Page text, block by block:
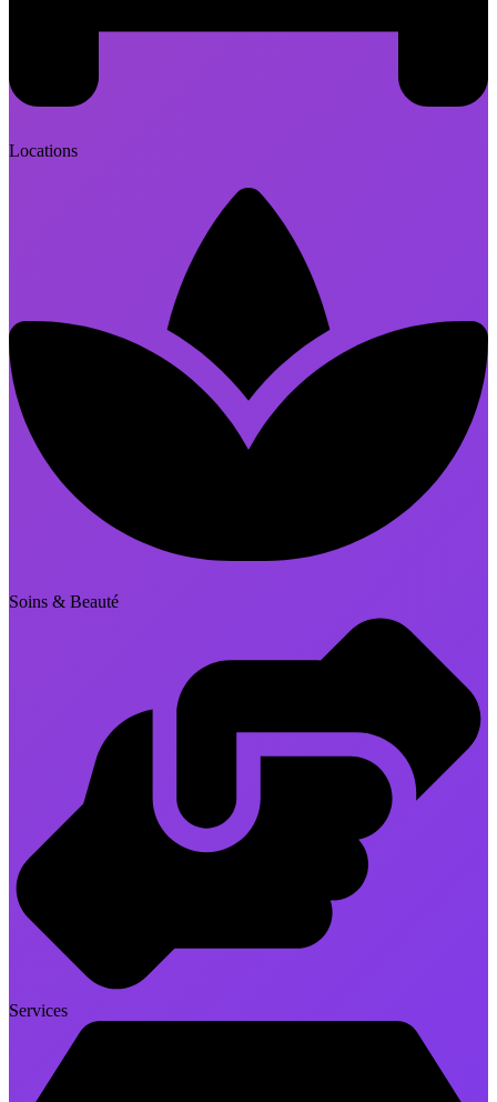
Locations
Soins & Beauté
Services